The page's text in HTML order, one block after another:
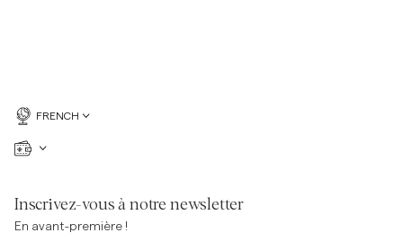
FRENCH
Inscrivez-vous à notre newsletter
En avant-première !